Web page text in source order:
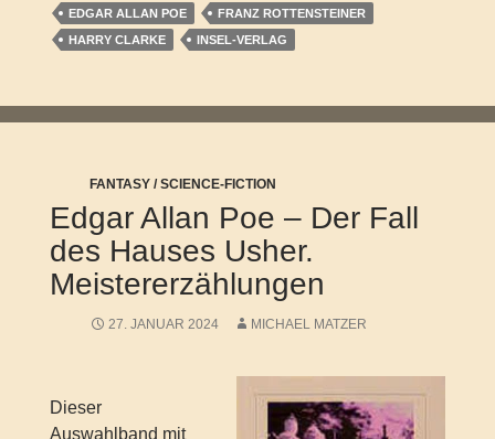
EDGAR ALLAN POE
FRANZ ROTTENSTEINER
HARRY CLARKE
INSEL-VERLAG
FANTASY / SCIENCE-FICTION
Edgar Allan Poe – Der Fall
des Hauses Usher.
Meistererzählungen
27. JANUAR 2024 MICHAEL MATZER
Dieser
Auswahlband mit